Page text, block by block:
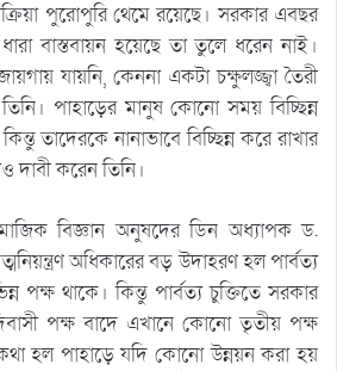
পুরোপুরি থেমে রয়েছে। সরকার এবছর
বাস্তবায়ন হয়েছে তা তুলে ধরেন নাই।
যায়নি, কেননা একটা চক্ষুলজ্জ্বা তৈরী
পাহাড়ের মানুষ কোনো সময় বিচ্ছিন্ন
তাদেরকে নানাভাবে বিচ্ছিন্ন করে রাখার
দাবী করেন তিনি।
বিজ্ঞান অনুষদের ডিন অধ্যাপক ড.
অধিকারের বড় উদাহরণ হল পার্বত্য
পক্ষ থাকে। কিন্তু পার্বত্য চুক্তিতে সরকার
পক্ষ বাদে এখানে কোনো তৃতীয় পক্ষ
হল পাহাড়ে যদি কোনো উন্নয়ন করা হয়